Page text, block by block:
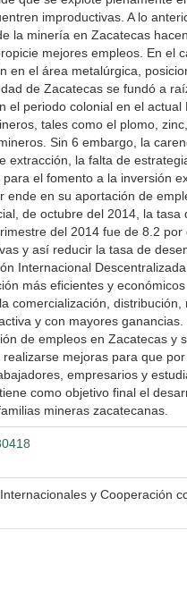
improductivas. A lo
la minería en Zacatecas
mejores empleos. En el
en el área metalúrgica,
de Zacatecas se fundó a
el periodo colonial en el
tales como el plomo,
Sin 6 embargo, la
extracción, la falta de
el fomento a la inversión
ende en su aportación de
de octubre del 2014, la
del 2014 fue de 8.2
y así reducir la tasa de
Internacional
más eficientes y
comercialización,
y con mayores
de empleos en Zacatecas y
mejoras para que
empresarios y
como objetivo final el
mineras zacatecanas.
y Cooperación